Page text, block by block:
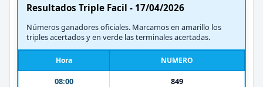
Resultados Triple Facil - 17/04/2026
Números ganadores oficiales. Marcamos en amarillo los
triples acertados y en verde las terminales acertadas.
Hora NUMERO
08:00
849